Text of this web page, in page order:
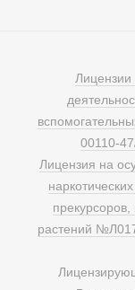
Лицензии
00110-
Лицензия на
растений